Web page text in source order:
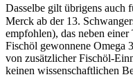
Dasselbe gilt übrigens auch
Merck ab der 13.
empfohlen), das neben einer
Fischöl gewonnene Omega
von zusätzlicher Fischöl-
keinen wissenschaftlichen